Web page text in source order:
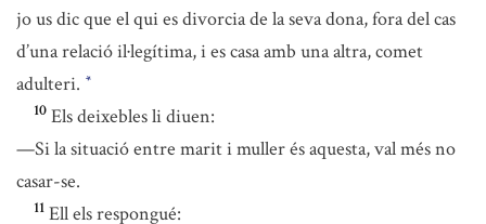
jo us dic que el qui es divorcia de la seva dona, fora del cas
d’una relació il·legítima, i es casa amb una altra, comet
adulteri. *
10 Els deixebles li diuen:
—Si la situació entre marit i muller és aquesta, val més no
casar-se.
11 Ell els respongué: